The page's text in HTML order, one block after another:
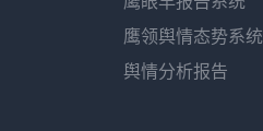
鹰领舆情态势系统
舆情分析报告